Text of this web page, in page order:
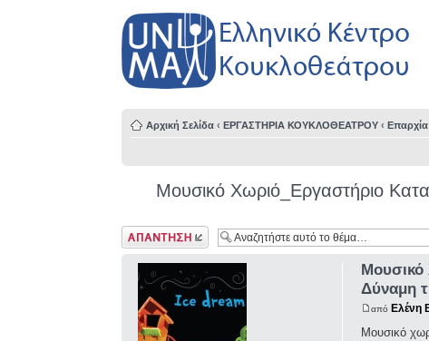
Αρχική Σελίδα ‹ ΕΡΓΑΣΤΗΡΙΑ ΚΟΥΚΛΟΘΕΑΤΡΟΥ ‹ Επαρχία
Μουσικό Χωριό_Εργαστήριο
Δημιουργία
απάντησης
Μουσικό
Δύναμη
από Ελένη
Μουσικό